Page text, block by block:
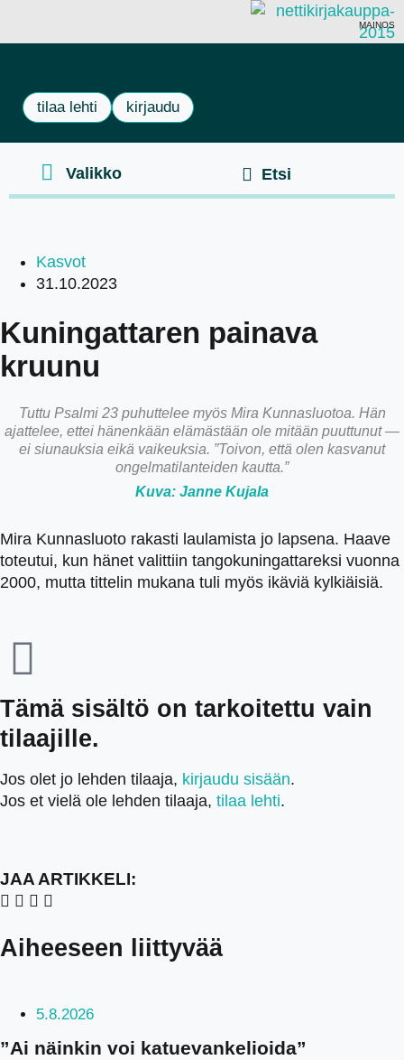
MAINOS
tilaa lehti kirjaudu
Kasvot
31.10.2023
Kuningattaren painava
kruunu
Tuttu Psalmi 23 puhuttelee myös Mira Kunnasluotoa. Hän
ajattelee, ettei hänenkään elämästään ole mitään puuttunut —
ei siunauksia eikä vaikeuksia. ”Toivon, että olen kasvanut
ongelmatilanteiden kautta.”
Kuva: Janne Kujala
Mira Kunnasluoto rakasti laulamista jo lapsena. Haave
toteutui, kun hänet valittiin tangokuningattareksi vuonna
2000, mutta tittelin mukana tuli myös ikäviä kylkiäisiä.
Tämä sisältö on tarkoitettu vain
tilaajille.
Jos olet jo lehden tilaaja, kirjaudu sisään.
Jos et vielä ole lehden tilaaja, tilaa lehti.
JAA ARTIKKELI:
Aiheeseen liittyvää
5.8.2026
”Ai näinkin voi katuevankelioida”